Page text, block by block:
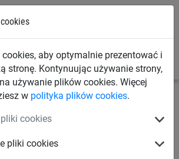
aby optymalnie prezentować i
stronę. Kontynuując używanie strony,
używanie plików cookies. Więcej
w polityka plików cookies.
cookies
pliki cookiesdo piłki